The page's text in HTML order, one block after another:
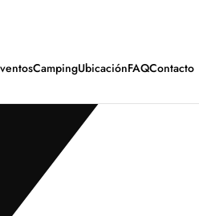
CampingUbicaciónFAQContacto